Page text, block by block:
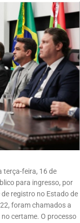
terça-feira, 16 de
para ingresso, por
registro no Estado de
foram chamados a
certame. O processo